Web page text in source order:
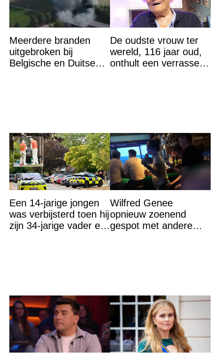
Meerdere branden
uitgebroken bij
Belgische en Duitse
De oudste vrouw ter
wereld, 116 jaar oud,
onthult een verrassend
Een 14-jarige jongen
was verbijsterd toen hij
zijn 34-jarige vader en
Wilfred Genee
opnieuw zoenend
gespot met andere